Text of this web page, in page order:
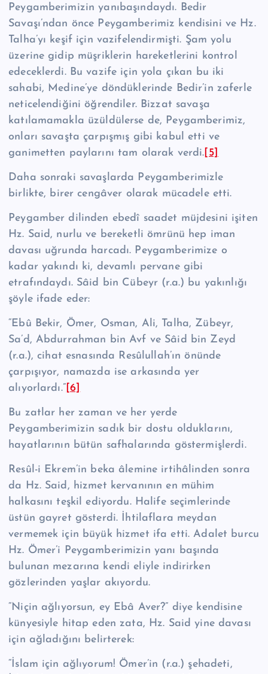
Peygamberimizin yanıbaşındaydı. Bedir
Savaşı’ndan önce Peygamberimiz kendisini ve Hz.
Talha’yı keşif için vazifelendirmişti. Şam yolu
üzerine gidip müşriklerin hareketlerini kontrol
edeceklerdi. Bu vazife için yola çıkan bu iki
sahabi, Medine’ye döndüklerinde Bedir’in zaferle
neticelendiği­ni öğrendiler. Bizzat savaşa
katılamamakla üzüldülerse de, Peygamberimiz,
onları savaşta çarpışmış gibi kabul etti ve
ganimet­ten paylarını tam olarak verdi. [5]
Daha sonraki savaşlarda Peygamberimizle
birlikte, birer cengâver olarak mücadele etti.
Peygamber dilinden ebedî saadet müjdesini işiten
Hz. Said, nurlu ve bereket­li ömrünü hep iman
davası uğrunda harcadı. Peygamberimize o
kadar yakındı ki, devamlı pervane gibi
etrafındaydı. Sâid bin Cübeyr (r.a.) bu yakınlığı
şöyle ifade eder:
“Ebû Bekir, Ömer, Osman, Ali, Talha, Zübeyr,
Sa’d, Abdurrahman bin Avf ve Sâid bin Zeyd
(r.a.), cihat esnasında Re­sû­lul­lah’ın önünde
çarpışıyor, namaz­da ise arkasında yer
alıyorlardı.”[6]
Bu zatlar her zaman ve her yerde
Peygamberimizin sadık bir dostu olduklarını,
hayatlarının bütün safhalarında göstermişler­di.
Resûl-i Ekrem’in beka âlemine irtihâlinden sonra
da Hz. Said, hizmet kerva­nının en mühim
halkasını teşkil ediyordu. Halife seçimlerinde
üstün gayret gös­terdi. İhtilaflara meydan
vermemek için büyük hizmet ifa etti. Adalet burcu
Hz. Ömer’i Peygamberimizin yanı başında
bulunan mezarına kendi eliyle indirirken
gözlerinden yaşlar akıyordu.
“Niçin ağlıyorsun, ey Ebâ Aver?” diye kendi­sine
künyesiyle hitap eden zata, Hz. Said yine davası
için ağladığını belirterek:
“İslam için ağlıyorum! Ömer’in (r.a.) şehadeti,